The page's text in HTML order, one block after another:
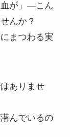
血が」―こん
んか？
まつわる実
ありませ
んでいるの